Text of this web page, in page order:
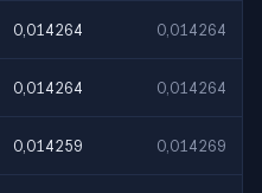
0,014264 0,014264
0,014264 0,014264
0,014259 0,014269